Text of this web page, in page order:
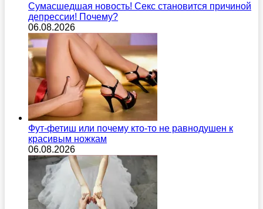
Сумасшедшая новость! Секс становится причиной
депрессии! Почему?
06.08.2026
Фут-фетиш или почему кто-то не равнодушен к
красивым ножкам
06.08.2026